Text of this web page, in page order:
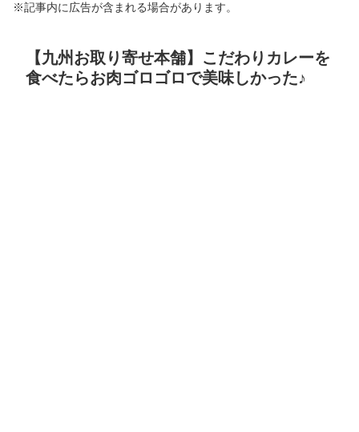
※記事内に広告が含まれる場合があります。
【九州お取り寄せ本舗】こだわりカレーを
食べたらお肉ゴロゴロで美味しかった♪